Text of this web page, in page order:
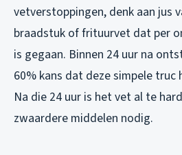
vetverstoppingen, denk aan jus
braadstuk of frituurvet dat per
is gegaan. Binnen 24 uur na
60% kans dat deze simpele
Na die 24 uur is het vet al te
zwaardere middelen nodig.